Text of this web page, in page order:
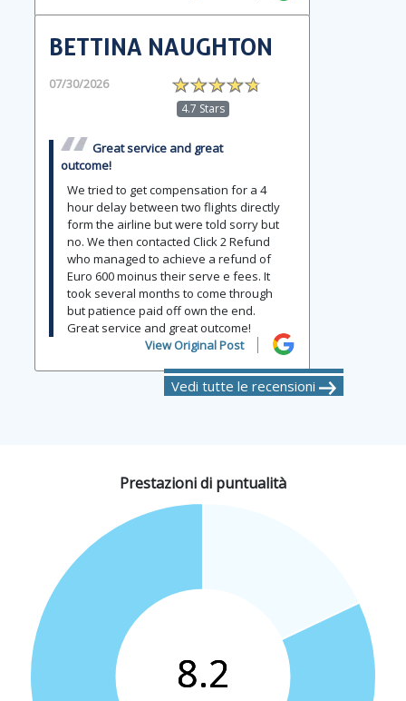
BETTINA NAUGHTON
07/30/2026
4.7 Stars
Great service and great
outcome!
We tried to get compensation for a 4
hour delay between two flights directly
form the airline but were told sorry but
no. We then contacted Click 2 Refund
who managed to achieve a refund of
Euro 600 moinus their serve e fees. It
took several months to come through
but patience paid off own the end.
Great service and great outcome!
View Original Post
Vedi tutte le recensioni
Prestazioni di puntualità